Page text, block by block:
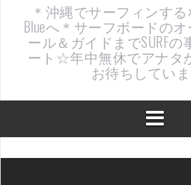
支部長就任報告と支部予選
近況報告
＊沖縄でサーフィンする
Blueへ＊サーフボードの
ール＆ガイドまでSURF
ート☆年中無休でアナタ
お待ちしてい